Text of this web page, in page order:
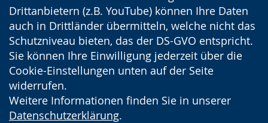
Drittanbietern (z.B. YouTube) können Ihre Daten
auch in Drittländer übermitteln, welche nicht das
Schutzniveau bieten, das der DS-GVO entspricht.
Sie können Ihre Einwilligung jederzeit über die
Cookie-Einstellungen unten auf der Seite
widerrufen.
Weitere Informationen finden Sie in unserer
Datenschutzerklärung.